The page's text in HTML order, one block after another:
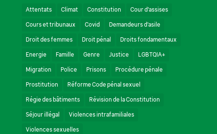
Attentats Climat Constitution Cour d'assises
Cours et tribunaux Covid Demandeurs d'asile
Droit des femmes Droit pénal Droits fondamentaux
Energie Famille Genre Justice LGBTQIA+
Migration Police Prisons Procédure pénale
Prostitution Réforme Code pénal sexuel
Régie des bâtiments Révision de la Constitution
Séjour illégal Violences intrafamiliales
Violences sexuelles